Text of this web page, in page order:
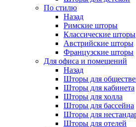
По стилю
Назад
Римские шторы
Классические шторы
Австрийские шторы
Французские шторы
Для офиса и помещений
Назад
Шторы для
Шторы для кабинета
Шторы для холла
Шторы для бассейна
Шторы для
Шторы для отелей